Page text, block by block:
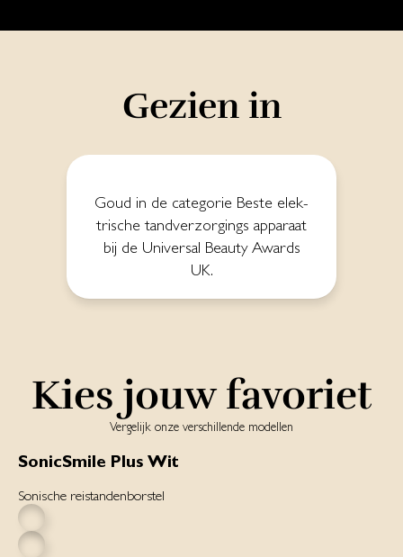
Gezien in
Goud in de ca­te­go­rie Bes­te elek­
tri­sche tand­ver­zor­gings ap­pa­raat
bij de Uni­ver­sal Beau­ty A­wards
UK.
Kies jouw favoriet
Vergelijk onze verschillende modellen
SonicSmile Plus Wit
Sonische reistandenborstel